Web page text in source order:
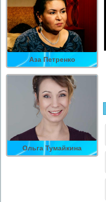
Аза Петренко
Ольга Тумайкина